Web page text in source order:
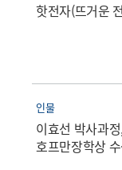
핫전자(뜨거운
인물
이효선 박사과
호프만장학상